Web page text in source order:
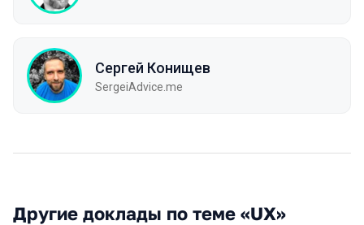
Сергей Конищев
SergeiAdvice.me
Другие доклады по теме «UX»